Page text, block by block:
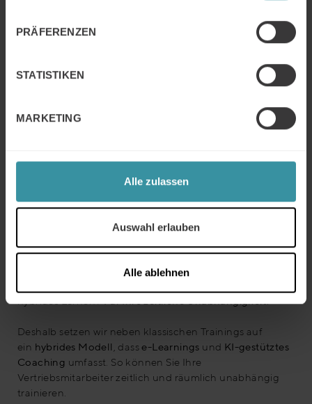
PRÄFERENZEN
STATISTIKEN
MARKETING
Alle zulassen
Auswahl erlauben
Alle ablehnen
Jetzt auf allen bekannten Podcast-Portalen und gleich
hier zum Anhören.
Die Lizenz zum Lernen
Deshalb setzen wir neben klassischen Trainings auf
ein hybrides Modell , dasse-Learnings und KI-gestütztes
Coaching umfasst. So können Sie Ihre
Vertriebsmitarbeiter zeitlich und räumlich unabhängig
trainieren.